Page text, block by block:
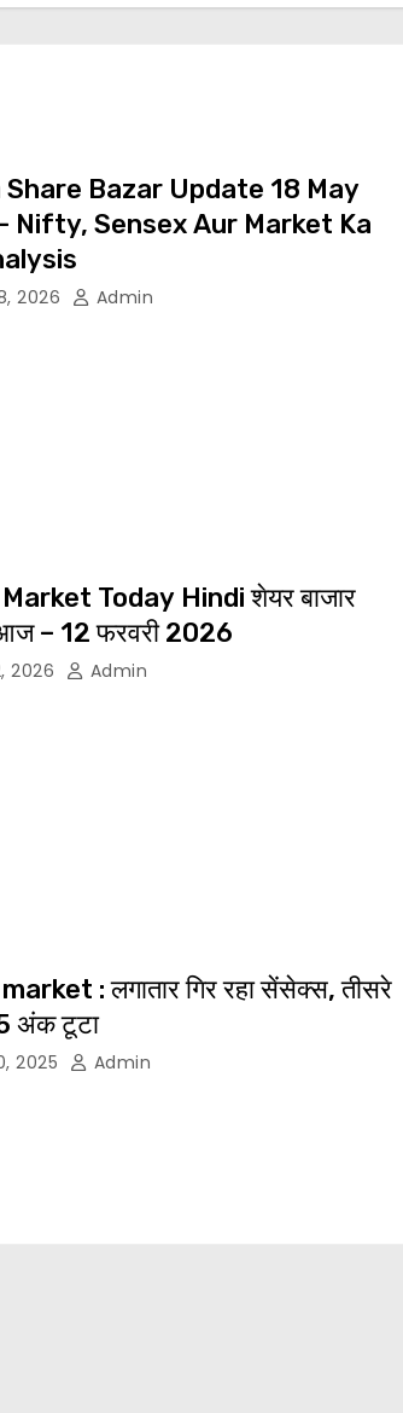
Share Bazar Update 18 May
Nifty, Sensex Aur Market Ka
2026 Admin
Today Hindi शेयर बाजार
– 12 फरवरी 2026
2026 Admin
: लगातार गिर रहा सेंसेक्स, तीसरे
अंक टूटा
2025 Admin